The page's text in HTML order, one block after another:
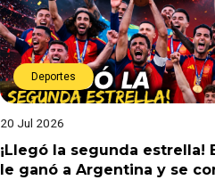
Deportes
20 Jul 2026
¡Llegó la segunda estrella!
le ganó a Argentina y se